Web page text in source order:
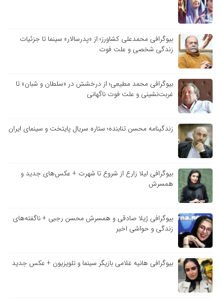
بیوگرافی محمدعلی کشاورز؛ از «پدرسالار» سینما تا جزئیات
زندگی شخصی و علت فوت
بیوگرافی محمد مطیعی؛ از درخشش در «سلطان و شبان» تا
غربت‌نشینی و علت فوت ناگهانی
زندگینامه محسن تنابنده؛ ستاره سریال پایتخت و سینمای ایران
بیوگرافی لیلا زارع از شروع تا شهرت + عکس‌های جدید و
همسرش
بیوگرافی ژیلا صادقی و همسرش محسن رجبی + ناگفته‌های
زندگی و حواشی اخیر
بیوگرافی هانیه غلامی بازیگر سینما و تلویزیون + عکس جدید